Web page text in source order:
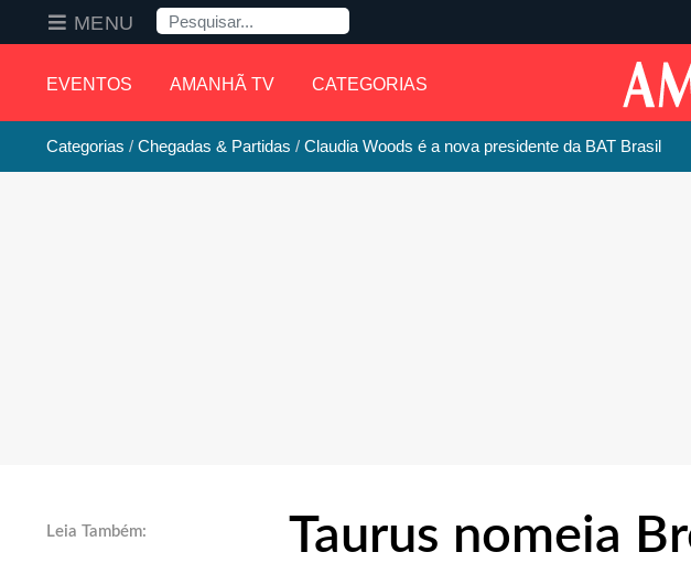
EVENTOS AMANHÃ TV CATEGORIAS
MENU Pesquisa
Categorias Chegadas & Partidas Claudia Woods é a nova presidente da BAT Brasil
Taurus nomeia